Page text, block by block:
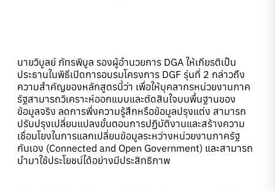
นายวิบูลย์ ภัทรพิบูล รองผู้อำนวยการ DGA ให้เกียรติเป็น
ประธานในพิธีเปิดการอบรมโครงการ DGF รุ่นที่ 2 กล่าวถึง
ความสำคัญของหลักสูตรนี้ว่า เพื่อให้บุคลากรหน่วยงานภาค
รัฐสามารถวิเคราะห์ออกแบบและตัดสินใจบนพื้นฐานของ
ข้อมูลจริง ลดการพึ่งความรู้สึกหรือข้อมูลปรุงแต่ง สามารถ
ปรับปรุงเปลี่ยนแปลงขั้นตอนการปฏิบัติงานและสร้างความ
เชื่อมโยงในการแลกเปลี่ยนข้อมูลระหว่างหน่วยงานภาครัฐ
กันเอง (Connected and Open Government) และสามารถ
นำมาใช้ประโยชน์ได้อย่างมีประสิทธิภาพ